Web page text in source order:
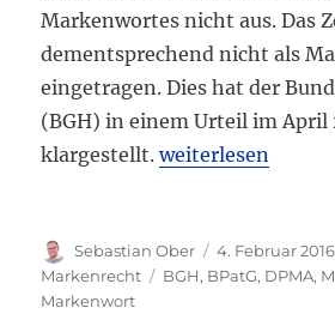
Markenwortes nicht aus. Das
dementsprechend nicht als
eingetragen. Dies hat der
(BGH) in einem Urteil im April
klargestellt.„HOT or NOT?
weiterlesen
Autor
Sebastian Ober
Veröffentlicht
am
4. Februar 2016
Markenrecht
Schlagwörter
BGH, BPatG, DPMA,
Markenwort